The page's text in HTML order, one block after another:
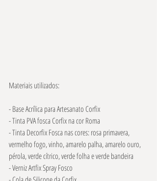
Materiais utilizados:
- Base Acrílica para Artesanato Corfix
- Tinta PVA fosca Corfix na cor Roma
- Tinta Decorfix Fosca nas cores: rosa primavera,
vermelho fogo, vinho, amarelo palha, amarelo ouro,
pérola, verde cítrico, verde folha e verde bandeira
- Verniz Artfix Spray Fosco